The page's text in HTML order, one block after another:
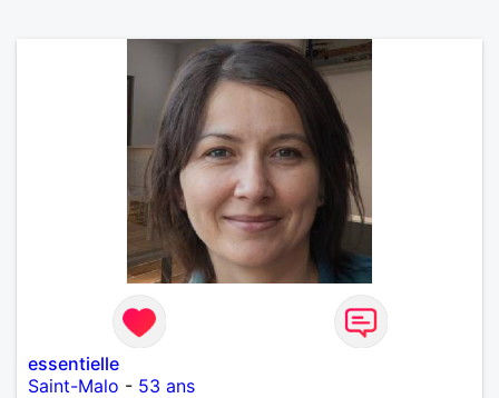
essentielle
Saint-Malo - 53 ans